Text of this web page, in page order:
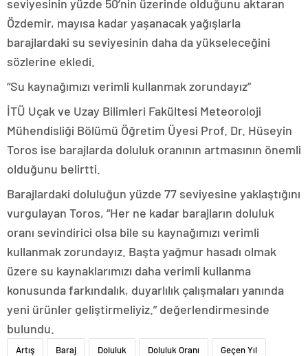
seviyesinin yüzde 50’nin üzerinde olduğunu aktaran
Özdemir, mayısa kadar yaşanacak yağışlarla
barajlardaki su seviyesinin daha da yükseleceğini
sözlerine ekledi.
“Su kaynağımızı verimli kullanmak zorundayız”
İTÜ Uçak ve Uzay Bilimleri Fakültesi Meteoroloji
Mühendisliği Bölümü Öğretim Üyesi Prof. Dr. Hüseyin
Toros ise barajlarda doluluk oranının artmasının önemli
olduğunu belirtti.
Barajlardaki doluluğun yüzde 77 seviyesine yaklaştığını
vurgulayan Toros, “Her ne kadar barajların doluluk
oranı sevindirici olsa bile su kaynağımızı verimli
kullanmak zorundayız. Başta yağmur hasadı olmak
üzere su kaynaklarımızı daha verimli kullanma
konusunda farkındalık, duyarlılık çalışmaları yanında
yeni ürünler geliştirmeliyiz.” değerlendirmesinde
bulundu.
Artış Baraj Doluluk Doluluk Oranı Geçen Yıl